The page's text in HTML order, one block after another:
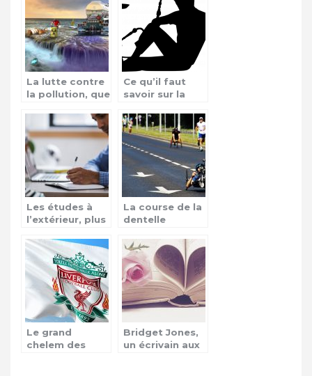
famille
La lutte contre
la pollution, que
Ce qu’il faut
savoir sur la
Les études à
l’extérieur, plus
La course de la
dentelle
Le grand
chelem des
Bridget Jones,
un écrivain aux